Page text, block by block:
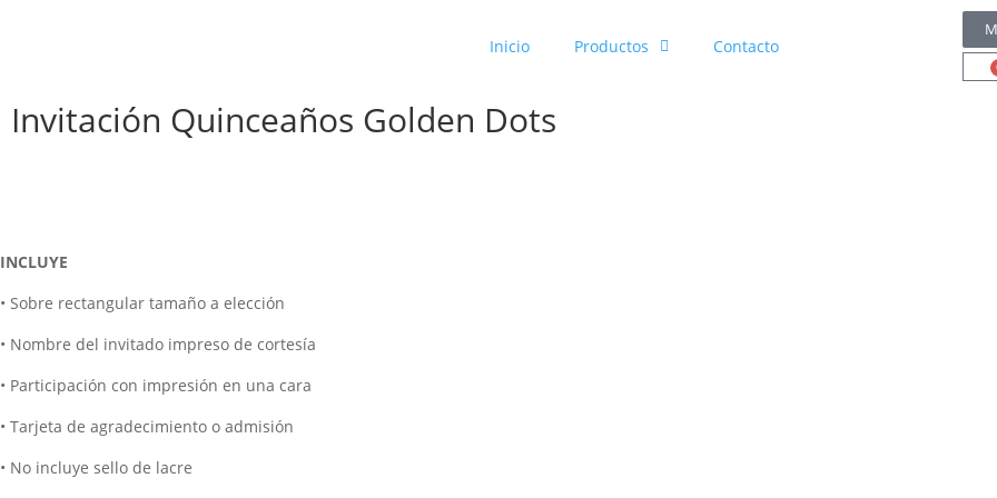
Inicio Productos Contacto
Invitación Quinceaños Golden Dots
INCLUYE
• Sobre rectangular tamaño a elección
• Nombre del invitado impreso de cortesía
• Participación con impresión en una cara
• Tarjeta de agradecimiento o admisión
• No incluye sello de lacre